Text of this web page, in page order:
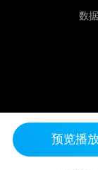
数
预览播